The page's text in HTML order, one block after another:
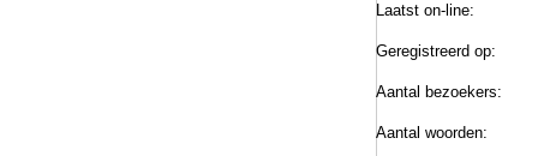
Laatst on-line:
Geregistreerd op:
Aantal bezoekers:
Aantal woorden: